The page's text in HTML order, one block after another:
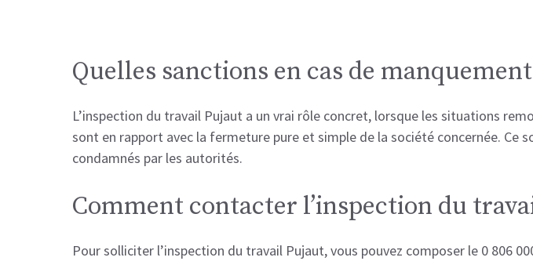
Quelles sanctions en cas de manquement
L’inspection du travail Pujaut a un vrai rôle concret, lorsque les situations
sont en rapport avec la fermeture pure et simple de la société concernée. Ce
condamnés par les autorités.
Comment contacter l’inspection du
Pour solliciter l’inspection du travail Pujaut, vous pouvez composer le 0 806